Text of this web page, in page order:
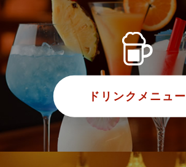
ドリンクメニュー